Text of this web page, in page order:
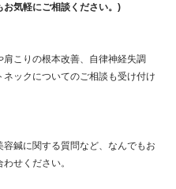
お気軽にご相談ください。)
肩こりの根本改善、自律神経失調
ネックについてのご相談も受け付け
容鍼に関する質問など、なんでもお
せください。